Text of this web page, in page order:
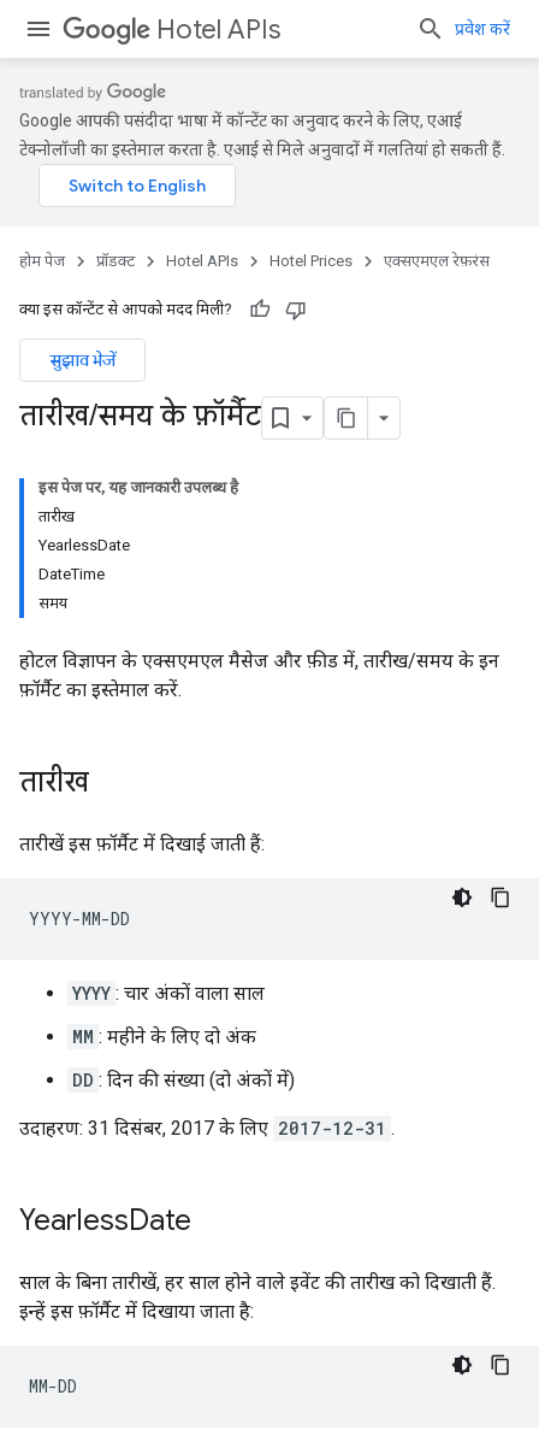
Hotel APIs प्रवेश करें
Google आपकी पसंदीदा भाषा में कॉन्टेंट का अनुवाद करने के लिए, एआई
टेक्नोलॉजी का इस्तेमाल करता है. एआई से मिले अनुवादों में गलतियां हो सकती हैं.
होम पेज प्रॉडक्ट Hotel APIs Hotel Prices एक्सएमएल रेफ़रंस
क्या इस कॉन्टेंट से आपको मदद मिली?
सुझाव भेजें
तारीख/समय के फ़ॉर्मैट
इस पेज पर, यह जानकारी उपलब्ध है
तारीख
YearlessDate
DateTime
समय
होटल विज्ञापन के एक्सएमएल मैसेज और फ़ीड में, तारीख/समय के इन
फ़ॉर्मैट का इस्तेमाल करें.
तारीख
तारीखें इस फ़ॉर्मैट में दिखाई जाती हैं:
YYYY : चार अंकों वाला साल
MM : महीने के लिए दो अंक
DD : दिन की संख्या (दो अंकों में)
उदाहरण: 31 दिसंबर, 2017 के लिए 2017-12-31 .
YearlessDate
साल के बिना तारीखें, हर साल होने वाले इवेंट की तारीख को दिखाती हैं.
इन्हें इस फ़ॉर्मैट में दिखाया जाता है: